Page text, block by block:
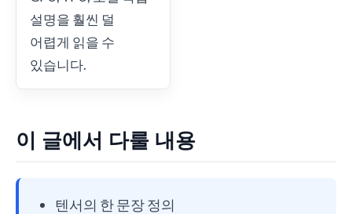
설명을 훨씬 덜
어렵게 읽을 수
있습니다.
이 글에서 다룰 내용
텐서의 한 문장 정의